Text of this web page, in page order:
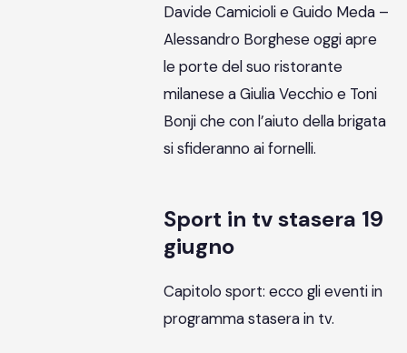
Davide Camicioli e Guido Meda –
Alessandro Borghese oggi apre
le porte del suo ristorante
milanese a Giulia Vecchio e Toni
Bonji che con l’aiuto della brigata
si sfideranno ai fornelli.
Sport in tv stasera 19
giugno
Capitolo sport: ecco gli eventi in
programma stasera in tv.